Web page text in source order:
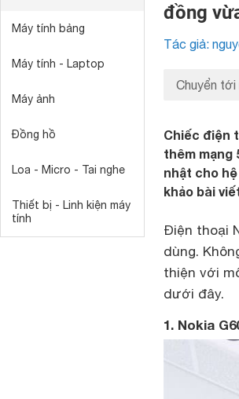
Máy tính bảng
Máy tính - Laptop
Máy ảnh
Đồng hồ
Loa - Micro - Tai nghe
Thiết bị - Linh kiện máy
tính
đồng
Tác giả:
Chuyển tới
Chiếc điện
thêm mạng
nhật cho
khảo bài
Điện thoại
dùng.
thiện với
dưới đây.
1. Nokia